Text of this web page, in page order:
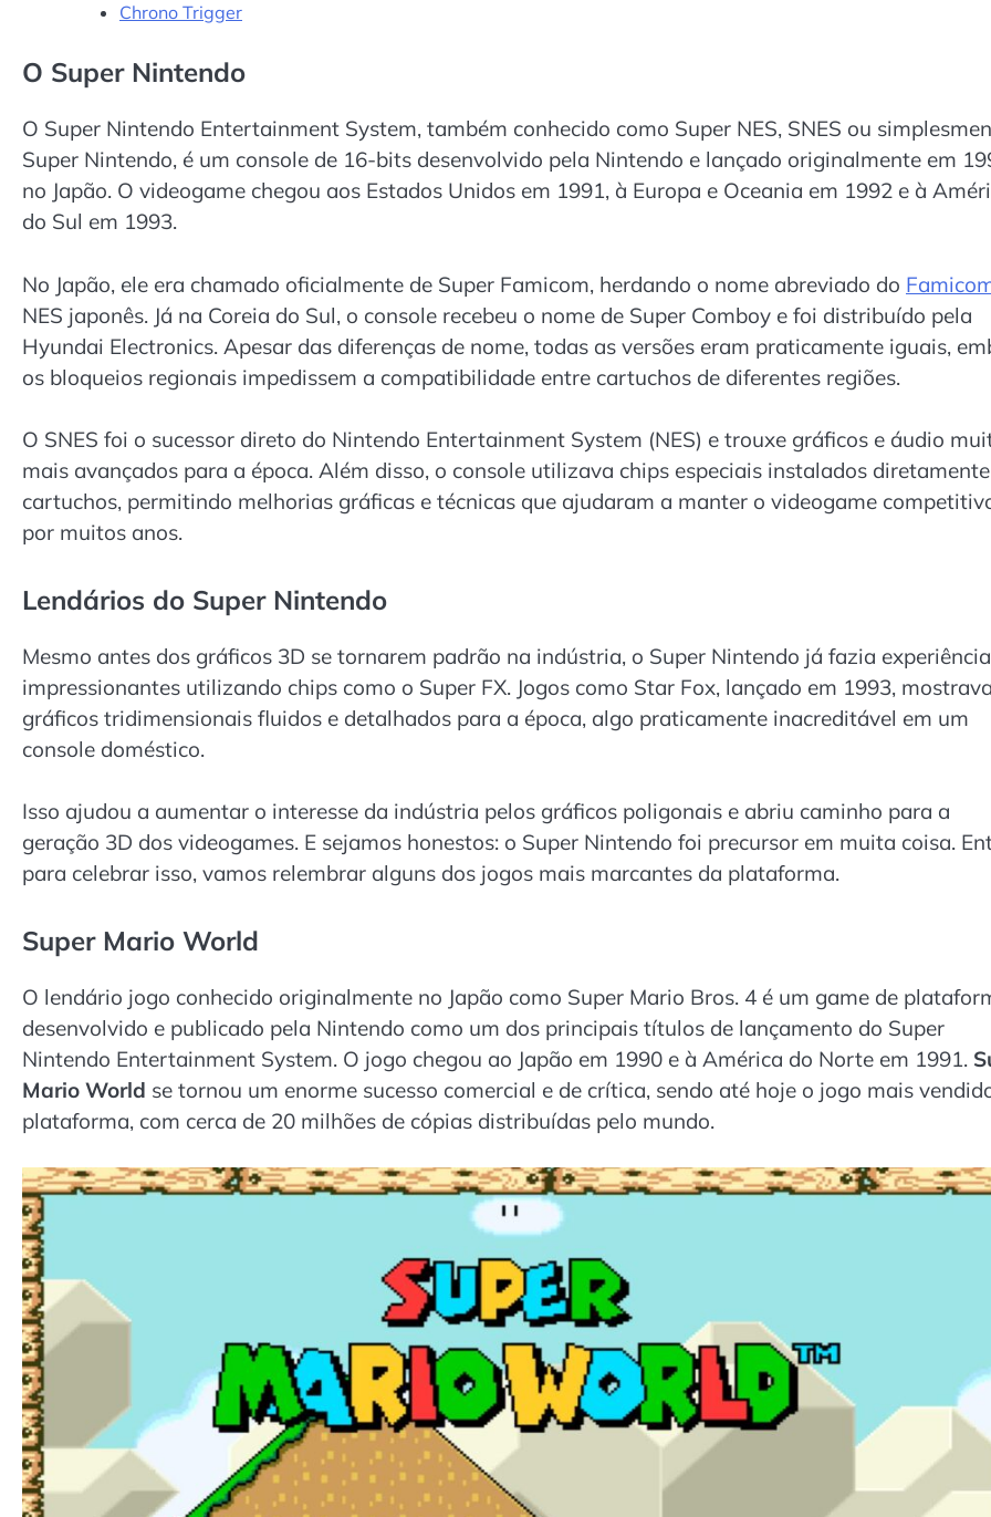
Chrono Trigger
O Super Nintendo
O Super Nintendo Entertainment System, também conhecido como Super NES, SNES ou
Super Nintendo, é um console de 16-bits desenvolvido pela Nintendo e lançado originalmente em
no Japão. O videogame chegou aos Estados Unidos em 1991, à Europa e Oceania em 1992 e à
do Sul em 1993.
No Japão, ele era chamado oficialmente de Super Famicom, herdando o nome abreviado do
NES japonês. Já na Coreia do Sul, o console recebeu o nome de Super Comboy e foi distribuído pela
Hyundai Electronics. Apesar das diferenças de nome, todas as versões eram praticamente iguais,
os bloqueios regionais impedissem a compatibilidade entre cartuchos de diferentes regiões.
O SNES foi o sucessor direto do Nintendo Entertainment System (NES) e trouxe gráficos e áudio
mais avançados para a época. Além disso, o console utilizava chips especiais instalados
cartuchos, permitindo melhorias gráficas e técnicas que ajudaram a manter o videogame
por muitos anos.
Lendários do Super Nintendo
Mesmo antes dos gráficos 3D se tornarem padrão na indústria, o Super Nintendo já fazia
impressionantes utilizando chips como o Super FX. Jogos como Star Fox, lançado em 1993,
gráficos tridimensionais fluidos e detalhados para a época, algo praticamente inacreditável em um
console doméstico.
Isso ajudou a aumentar o interesse da indústria pelos gráficos poligonais e abriu caminho para a
geração 3D dos videogames. E sejamos honestos: o Super Nintendo foi precursor em muita coisa.
para celebrar isso, vamos relembrar alguns dos jogos mais marcantes da plataforma.
Super Mario World
O lendário jogo conhecido originalmente no Japão como Super Mario Bros. 4 é um game de
desenvolvido e publicado pela Nintendo como um dos principais títulos de lançamento do Super
Nintendo Entertainment System. O jogo chegou ao Japão em 1990 e à América do Norte em 1991.
Mario World se tornou um enorme sucesso comercial e de crítica, sendo até hoje o jogo mais
plataforma, com cerca de 20 milhões de cópias distribuídas pelo mundo.